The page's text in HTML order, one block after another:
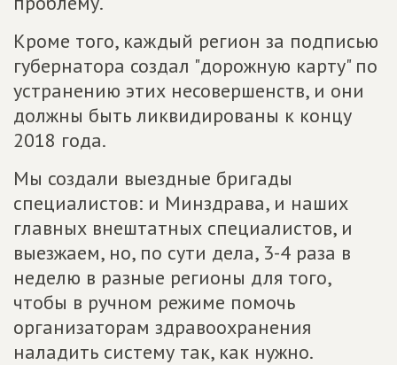
Кроме того, каждый регион за подписью
губернатора создал "дорожную карту" по
устранению этих несовершенств, и они
должны быть ликвидированы к концу
2018 года.
Мы создали выездные бригады
специалистов: и Минздрава, и наших
главных внештатных специалистов, и
выезжаем, но, по сути дела, 3-4 раза в
неделю в разные регионы для того,
чтобы в ручном режиме помочь
организаторам здравоохранения
наладить систему так, как нужно.